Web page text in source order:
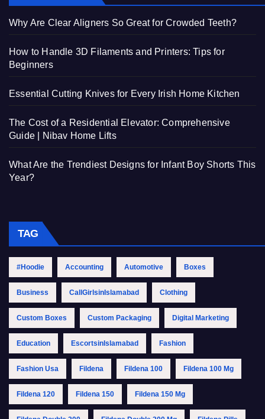
Why Are Clear Aligners So Great for Crowded Teeth?
How to Handle 3D Filaments and Printers: Tips for
Beginners
Essential Cutting Knives for Every Irish Home Kitchen
The Cost of a Residential Elevator: Comprehensive
Guide | Nibav Home Lifts
What Are the Trendiest Designs for Infant Boy Shorts This
Year?
TAG
#Hoodie Accounting Automotive Boxes
Business CallGirlsinIslamabad Clothing
Custom Boxes Custom Packaging Digital Marketing
Education EscortsinIslamabad Fashion
Fashion Usa Fildena Fildena 100 Fildena 100 Mg
Fildena 120 Fildena 150 Fildena 150 Mg